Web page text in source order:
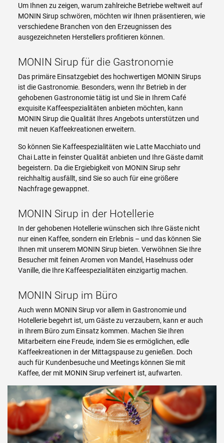
Um Ihnen zu zeigen, warum zahlreiche Betriebe weltweit auf
MONIN Sirup schwören, möchten wir Ihnen präsentieren, wie
verschiedene Branchen von den Erzeugnissen des
ausgezeichneten Herstellers profitieren können.
MONIN Sirup für die Gastronomie
Das primäre Einsatzgebiet des hochwertigen MONIN Sirups
ist die Gastronomie. Besonders, wenn Ihr Betrieb in der
gehobenen Gastronomie tätig ist und Sie in Ihrem Café
exquisite Kaffeespezialitäten anbieten möchten, kann
MONIN Sirup die Qualität Ihres Angebots unterstützen und
mit neuen Kaffeekreationen erweitern.
So können Sie Kaffeespezialitäten wie Latte Macchiato und
Chai Latte in feinster Qualität anbieten und Ihre Gäste damit
begeistern. Da die Ergiebigkeit von MONIN Sirup sehr
reichhaltig ausfällt, sind Sie so auch für eine größere
Nachfrage gewappnet.
MONIN Sirup in der Hotellerie
In der gehobenen Hotellerie wünschen sich Ihre Gäste nicht
nur einen Kaffee, sondern ein Erlebnis – und das können Sie
Ihnen mit unserem MONIN Sirup bieten. Verwöhnen Sie Ihre
Besucher mit feinen Aromen von Mandel, Haselnuss oder
Vanille, die Ihre Kaffeespezialitäten einzigartig machen.
MONIN Sirup im Büro
Auch wenn MONIN Sirup vor allem in Gastronomie und
Hotellerie begehrt ist, um Gäste zu verzaubern, kann er auch
in Ihrem Büro zum Einsatz kommen. Machen Sie Ihren
Mitarbeitern eine Freude, indem Sie es ermöglichen, edle
Kaffeekreationen in der Mittagspause zu genießen. Doch
auch für Kundenbesuche und Meetings können Sie mit
Kaffee, der mit MONIN Sirup verfeinert ist, aufwarten.